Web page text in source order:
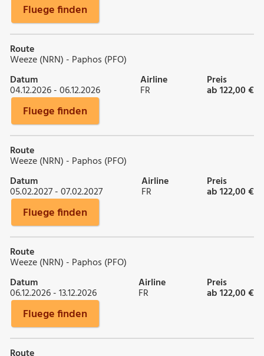
Fluege finden
Route
Weeze (NRN) - Paphos (PFO)
Datum
04.12.2026 - 06.12.2026
Airline
FR
Preis
ab 122,00 €
Fluege finden
Route
Weeze (NRN) - Paphos (PFO)
Datum
05.02.2027 - 07.02.2027
Airline
FR
Preis
ab 122,00 €
Fluege finden
Route
Weeze (NRN) - Paphos (PFO)
Datum
06.12.2026 - 13.12.2026
Airline
FR
Preis
ab 122,00 €
Fluege finden